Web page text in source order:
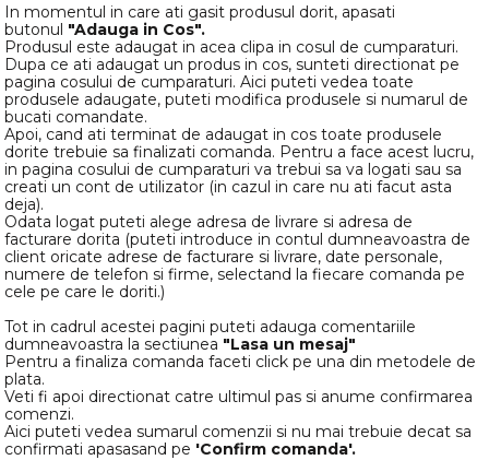
In momentul in care ati gasit produsul dorit, apasati
butonul "Adauga in Cos".
Produsul este adaugat in acea clipa in cosul de cumparaturi.
Dupa ce ati adaugat un produs in cos, sunteti directionat pe
pagina cosului de cumparaturi. Aici puteti vedea toate
produsele adaugate, puteti modifica produsele si numarul de
bucati comandate.
Apoi, cand ati terminat de adaugat in cos toate produsele
dorite trebuie sa finalizati comanda. Pentru a face acest lucru,
in pagina cosului de cumparaturi va trebui sa va logati sau sa
creati un cont de utilizator (in cazul in care nu ati facut asta
deja).
Odata logat puteti alege adresa de livrare si adresa de
facturare dorita (puteti introduce in contul dumneavoastra de
client oricate adrese de facturare si livrare, date personale,
numere de telefon si firme, selectand la fiecare comanda pe
cele pe care le doriti.)
Tot in cadrul acestei pagini puteti adauga comentariile
dumneavoastra la sectiunea "Lasa un mesaj"
Pentru a finaliza comanda faceti click pe una din metodele de
plata.
Veti fi apoi directionat catre ultimul pas si anume confirmarea
comenzi.
Aici puteti vedea sumarul comenzii si nu mai trebuie decat sa
confirmati apasasand pe 'Confirm comanda'.